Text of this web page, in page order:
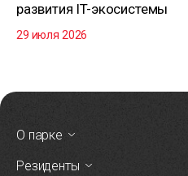
развития IT-экосистемы
29 июля 2026
О парке
Резиденты